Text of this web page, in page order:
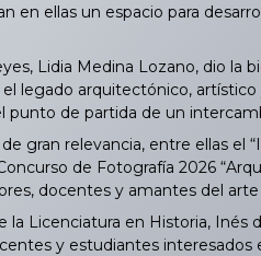
en ellas un espacio para
Lidia Medina Lozano, dio la
legado arquitectónico,
de partida de un
gran relevancia, entre ellas el
de Fotografía 2026
docentes y amantes del
Licenciatura en Historia, Inés
y estudiantes interesados